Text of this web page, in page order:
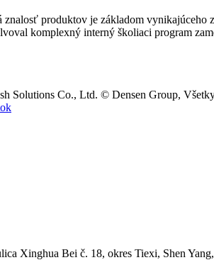
produktov je základom vynikajúceho
komplexný interný školiaci program
Solutions Co., Ltd. © Densen Group,
Xinghua Bei č. 18, okres Tiexi, Shen